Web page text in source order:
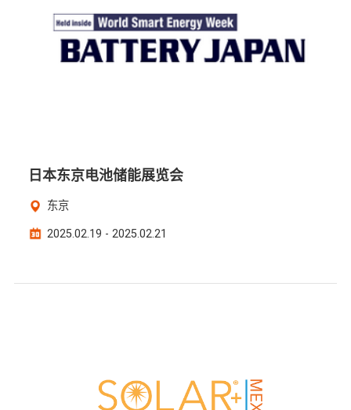
日本东京电池储能展览会
东京
2025.02.19 - 2025.02.21